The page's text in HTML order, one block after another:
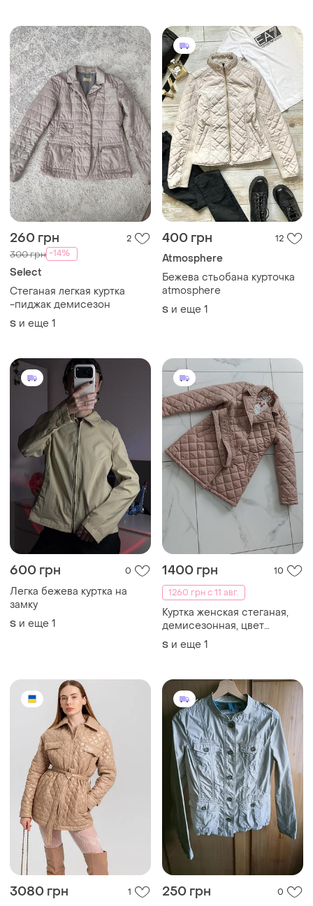
260 грн 2
300 грн -14%
Select
Стеганая легкая куртка
-пиджак демисезон
S и еще 1
400 грн 12
Atmosphere
Бежева стьобана курточка
atmosphere
S и еще 1
600 грн 0
Легка бежева куртка на
замку
S и еще 1
1400 грн
10
1260 грн с 11 авг.
Куртка женская стеганая,
демисезонная, цвет
бежевый.
S и еще 1
3080 грн 1 250 грн 0